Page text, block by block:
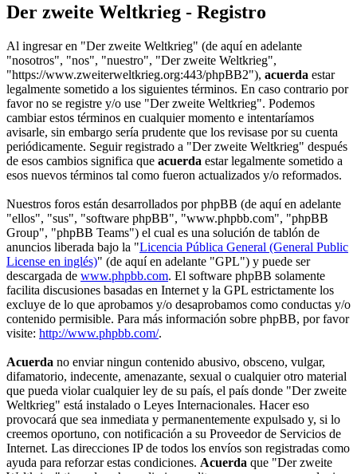
Der zweite Weltkrieg - Registro
Al ingresar en "Der zweite Weltkrieg" (de aquí en adelante
"nosotros", "nos", "nuestro", "Der zweite Weltkrieg",
"https://www.zweiterweltkrieg.org:443/phpBB2"), acuerda estar
legalmente sometido a los siguientes términos. En caso contrario por
favor no se registre y/o use "Der zweite Weltkrieg". Podemos
cambiar estos términos en cualquier momento e intentaríamos
avisarle, sin embargo sería prudente que los revisase por su cuenta
periódicamente. Seguir registrado a "Der zweite Weltkrieg" después
de esos cambios significa que acuerda estar legalmente sometido a
esos nuevos términos tal como fueron actualizados y/o reformados.
Nuestros foros están desarrollados por phpBB (de aquí en adelante
"ellos", "sus", "software phpBB", "www.phpbb.com", "phpBB
Group", "phpBB Teams") el cual es una solución de tablón de
anuncios liberada bajo la "Licencia Pública General (General Public
License en inglés)" (de aquí en adelante "GPL") y puede ser
descargada de www.phpbb.com. El software phpBB solamente
facilita discusiones basadas en Internet y la GPL estrictamente los
excluye de lo que aprobamos y/o desaprobamos como conductas y/o
contenido permisible. Para más información sobre phpBB, por favor
visite: http://www.phpbb.com/.
Acuerda no enviar ningun contenido abusivo, obsceno, vulgar,
difamatorio, indecente, amenazante, sexual o cualquier otro material
que pueda violar cualquier ley de su país, el país donde "Der zweite
Weltkrieg" está instalado o Leyes Internacionales. Hacer eso
provocará que sea inmediata y permanentemente expulsado y, si lo
creemos oportuno, con notificación a su Proveedor de Servicios de
Internet. Las direcciones IP de todos los envíos son registradas como
ayuda para reforzar estas condiciones. Acuerda que "Der zweite